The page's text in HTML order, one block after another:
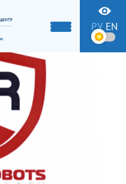
РУ EN